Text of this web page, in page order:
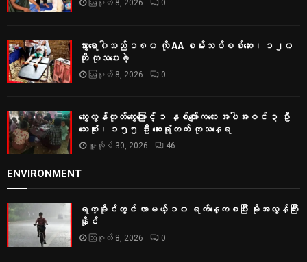
ဩဂုတ် 8, 2026 0
သွားရောဂါသည် ၁၈၀ ကို AA စမ်းသပ်စစ်ဆေး၊ ၁၂၀
ကို ကုသပေးခဲ့
ဩဂုတ် 8, 2026 0
သွေးလွန်တုတ်ကွေးကြောင့် ၁ နှစ်ကျော်ကလေး အပါအဝင် ၃ ဦး
သေဆုံး၊ ၁၅၅ ဦး ဆေးရုံတက် ကုသနေရ
ဇူလိုင် 30, 2026 46
ENVIRONMENT
ရက္ခိုင်တွင် လာမယ့် ၁၀ ရက်နေ့ကစပြီး မိုးအလွန်ကြီး
နိုင်
ဩဂုတ် 8, 2026 0